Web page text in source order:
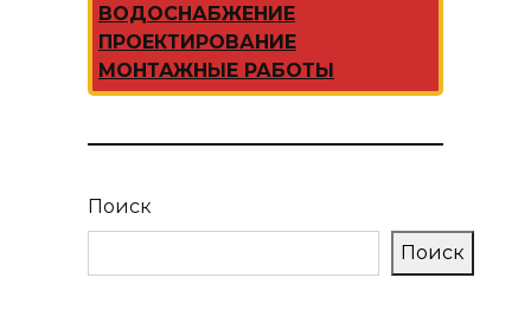
ВОДОСНАБЖЕНИЕ
ПРОЕКТИРОВАНИЕ
МОНТАЖНЫЕ РАБОТЫ
Поиск
Поиск